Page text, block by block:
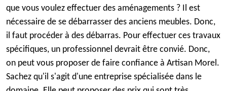
que vous voulez effectuer des aménagements ? Il est
nécessaire de se débarrasser des anciens meubles. Donc,
il faut procéder à des débarras. Pour effectuer ces travaux
spécifiques, un professionnel devrait être convié. Donc,
on peut vous proposer de faire confiance à Artisan Morel.
Sachez qu'il s'agit d'une entreprise spécialisée dans le